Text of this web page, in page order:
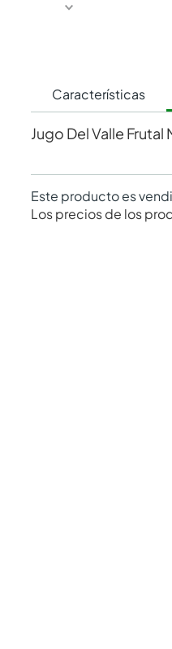
Características
Jugo Del Valle
Este producto es
Los precios de los